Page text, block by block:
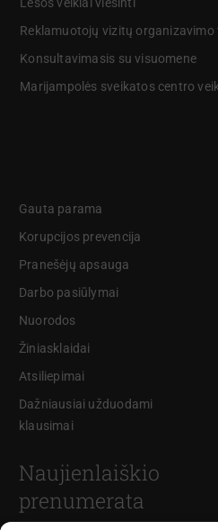
Reklamuotojų vizitų organizavimo
Konsultavimasis su visuomene
Marijampolės sveikatos centro
Gauta parama
Korupcijos prevencija
Pranešėjų apsauga
Darbo pasiūlymai
Nuorodos
Žiniasklaidai
Atsiliepimai
Dažniausiai užduodami
klausimai
Naujienlaiškio
prenumerata